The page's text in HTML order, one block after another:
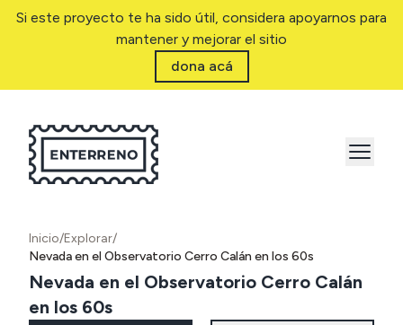
Si este proyecto te ha sido útil, considera apoyarnos para
mantener y mejorar el sitio
dona acá
Inicio/Explorar/
Nevada en el Observatorio Cerro Calán en los 60s
Nevada en el Observatorio Cerro Calán
en los 60s